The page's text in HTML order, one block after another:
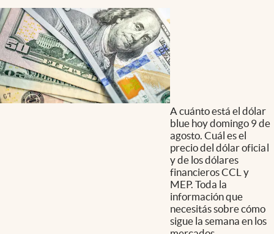
A cuánto está el dólar
blue hoy domingo 9 de
agosto. Cuál es el
precio del dólar oficial
y de los dólares
financieros CCL y
MEP. Toda la
información que
necesitás sobre cómo
sigue la semana en los